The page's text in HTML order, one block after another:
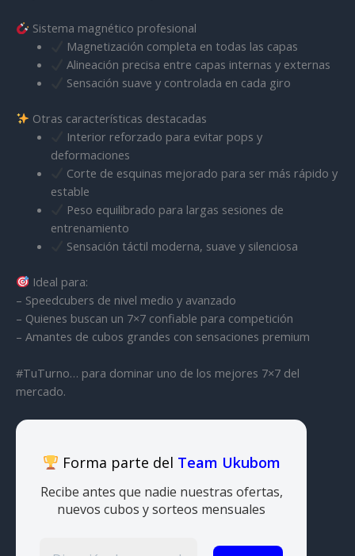
Sistema magnético profesional
Magnetización completa en todas las capas
Alineación precisa entre capas internas y externas
Sensación suave y controlada en cada giro
Otras características destacadas
Interior reforzado para evitar pops y
deformaciones
Corte de esquinas mejorado para ser más rápido y
estable
Peso equilibrado para largas sesiones de
entrenamiento
Sensación táctil moderna, suave y silenciosa
Ideal para:
– Speedcubers de nivel medio y avanzado
– Quienes buscan un 7×7 confiable para competición
– Amantes de cubos grandes con sensaciones premium
#TuTurno… para dominar uno de los mejores 7×7 del
mercado.
Forma parte del Team Ukubom
Recibe antes que nadie nuestras ofertas,
nuevos cubos y sorteos mensuales